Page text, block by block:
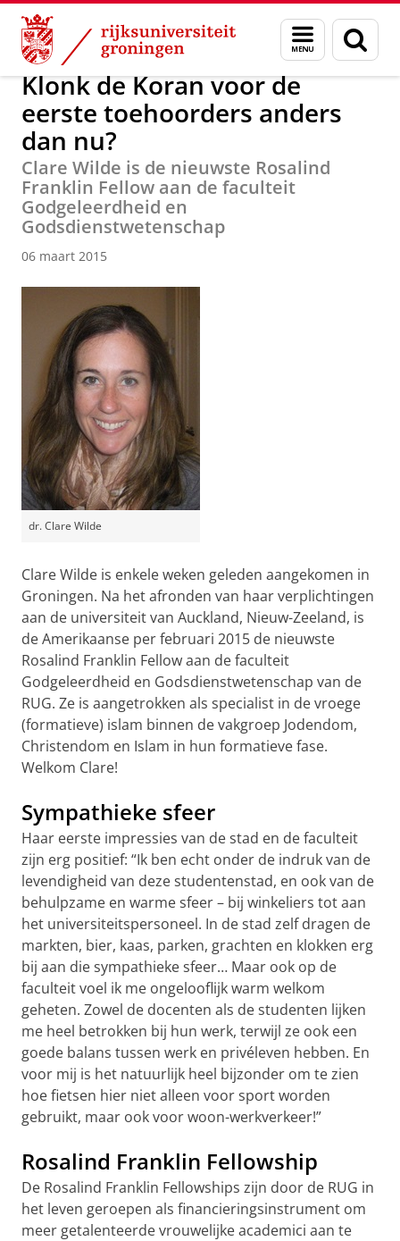
Skip
Content
Skip
Navigation
Menu
en
zoeken
Faculteit Religie, Cultuur en Maatschappij Nieuwsarchief
Klonk de Koran voor de
eerste toehoorders anders
dan nu?
Clare Wilde is de nieuwste Rosalind
Franklin Fellow aan de faculteit
Godgeleerdheid en
Godsdienstwetenschap
06 maart 2015
dr. Clare Wilde
Clare Wilde is enkele weken geleden aangekomen in
Groningen. Na het afronden van haar verplichtingen
aan de universiteit van Auckland, Nieuw-Zeeland, is
de Amerikaanse per februari 2015 de nieuwste
Rosalind Franklin Fellow aan de faculteit
Godgeleerdheid en Godsdienstwetenschap van de
RUG. Ze is aangetrokken als specialist in de vroege
(formatieve) islam binnen de vakgroep Jodendom,
Christendom en Islam in hun formatieve fase.
Welkom Clare!
Sympathieke sfeer
Haar eerste impressies van de stad en de faculteit
zijn erg positief: “Ik ben echt onder de indruk van de
levendigheid van deze studentenstad, en ook van de
behulpzame en warme sfeer – bij winkeliers tot aan
het universiteitspersoneel. In de stad zelf dragen de
markten, bier, kaas, parken, grachten en klokken erg
bij aan die sympathieke sfeer… Maar ook op de
faculteit voel ik me ongelooflijk warm welkom
geheten. Zowel de docenten als de studenten lijken
me heel betrokken bij hun werk, terwijl ze ook een
goede balans tussen werk en privéleven hebben. En
voor mij is het natuurlijk heel bijzonder om te zien
hoe fietsen hier niet alleen voor sport worden
gebruikt, maar ook voor woon-werkverkeer!”
Rosalind Franklin Fellowship
De Rosalind Franklin Fellowships zijn door de RUG in
het leven geroepen als financieringsinstrument om
meer getalenteerde vrouwelijke academici aan te